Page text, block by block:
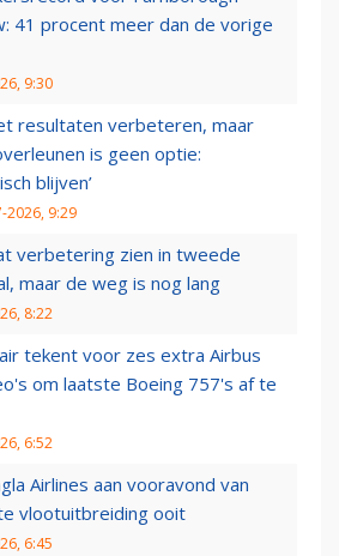
41 procent meer dan de vorige
9:30
resultaten verbeteren, maar
is geen optie:
blijven’
2026, 9:29
verbetering zien in tweede
maar de weg is nog lang
8:22
tekent voor zes extra Airbus
om laatste Boeing 757's af te
6:52
Airlines aan vooravond van
vlootuitbreiding ooit
6:45